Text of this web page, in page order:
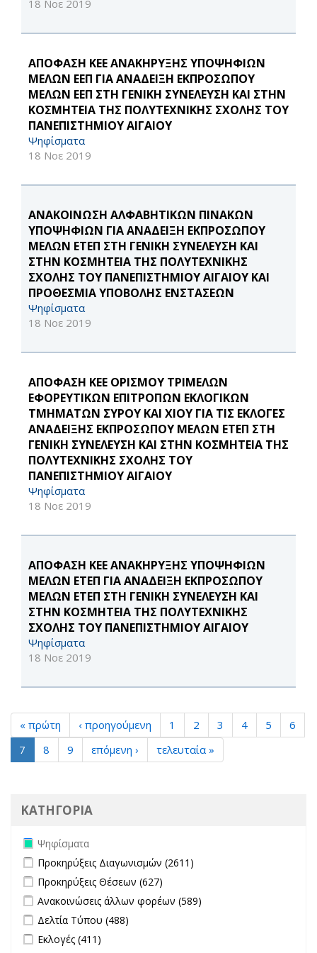
18 Νοε 2019
ΑΠΟΦΑΣΗ ΚΕΕ ΑΝΑΚΗΡΥΞΗΣ ΥΠΟΨΗΦΙΩΝ
ΜΕΛΩΝ ΕΕΠ ΓΙΑ ΑΝΑΔΕΙΞΗ ΕΚΠΡΟΣΩΠΟΥ
ΜΕΛΩΝ ΕΕΠ ΣΤΗ ΓΕΝΙΚΗ ΣΥΝΕΛΕΥΣΗ ΚΑΙ ΣΤΗΝ
ΚΟΣΜΗΤΕΙΑ ΤΗΣ ΠΟΛΥΤΕΧΝΙΚΗΣ ΣΧΟΛΗΣ ΤΟΥ
ΠΑΝΕΠΙΣΤΗΜΙΟΥ ΑΙΓΑΙΟΥ
Ψηφίσματα
18 Νοε 2019
ΑΝΑΚΟΙΝΩΣΗ ΑΛΦΑΒΗΤΙΚΩΝ ΠΙΝΑΚΩΝ
ΥΠΟΨΗΦΙΩΝ ΓΙΑ ΑΝΑΔΕΙΞΗ ΕΚΠΡΟΣΩΠΟΥ
ΜΕΛΩΝ ΕΤΕΠ ΣΤΗ ΓΕΝΙΚΗ ΣΥΝΕΛΕΥΣΗ ΚΑΙ
ΣΤΗΝ ΚΟΣΜΗΤΕΙΑ ΤΗΣ ΠΟΛΥΤΕΧΝΙΚΗΣ
ΣΧΟΛΗΣ ΤΟΥ ΠΑΝΕΠΙΣΤΗΜΙΟΥ ΑΙΓΑΙΟΥ ΚΑΙ
ΠΡΟΘΕΣΜΙΑ ΥΠΟΒΟΛΗΣ ΕΝΣΤΑΣΕΩΝ
Ψηφίσματα
18 Νοε 2019
ΑΠΟΦΑΣΗ ΚΕΕ ΟΡΙΣΜΟΥ ΤΡΙΜΕΛΩΝ
ΕΦΟΡΕΥΤΙΚΩΝ ΕΠΙΤΡΟΠΩΝ ΕΚΛΟΓΙΚΩΝ
ΤΜΗΜΑΤΩΝ ΣΥΡΟΥ ΚΑΙ ΧΙΟΥ ΓΙΑ ΤΙΣ ΕΚΛΟΓΕΣ
ΑΝΑΔΕΙΞΗΣ ΕΚΠΡΟΣΩΠΟΥ ΜΕΛΩΝ ΕΤΕΠ ΣΤΗ
ΓΕΝΙΚΗ ΣΥΝΕΛΕΥΣΗ ΚΑΙ ΣΤΗΝ ΚΟΣΜΗΤΕΙΑ ΤΗΣ
ΠΟΛΥΤΕΧΝΙΚΗΣ ΣΧΟΛΗΣ ΤΟΥ
ΠΑΝΕΠΙΣΤΗΜΙΟΥ ΑΙΓΑΙΟΥ
Ψηφίσματα
18 Νοε 2019
ΑΠΟΦΑΣΗ ΚΕΕ ΑΝΑΚΗΡΥΞΗΣ ΥΠΟΨΗΦΙΩΝ
ΜΕΛΩΝ ΕΤΕΠ ΓΙΑ ΑΝΑΔΕΙΞΗ ΕΚΠΡΟΣΩΠΟΥ
ΜΕΛΩΝ ΕΤΕΠ ΣΤΗ ΓΕΝΙΚΗ ΣΥΝΕΛΕΥΣΗ ΚΑΙ
ΣΤΗΝ ΚΟΣΜΗΤΕΙΑ ΤΗΣ ΠΟΛΥΤΕΧΝΙΚΗΣ
ΣΧΟΛΗΣ ΤΟΥ ΠΑΝΕΠΙΣΤΗΜΙΟΥ ΑΙΓΑΙΟΥ
Ψηφίσματα
18 Νοε 2019
« πρώτη ‹ προηγούμενη 1 2 3 4 5
6
7
8 9 επόμενη › τελευταία »
ΚΑΤΗΓΟΡΙΑ
Remove Ψηφίσματα filter
Ψηφίσματα
Apply Προκηρύξεις Διαγωνισμών filter
Προκηρύξεις Διαγωνισμών (2611)
Apply Προκηρύξεις Θέσεων filter
Προκηρύξεις Θέσεων (627)
Apply Ανακοινώσεις άλλων φορέων filter
Ανακοινώσεις άλλων φορέων (589)
Apply Δελτία Τύπου filter
Δελτία Τύπου (488)
Apply Εκλογές filter
Εκλογές (411)